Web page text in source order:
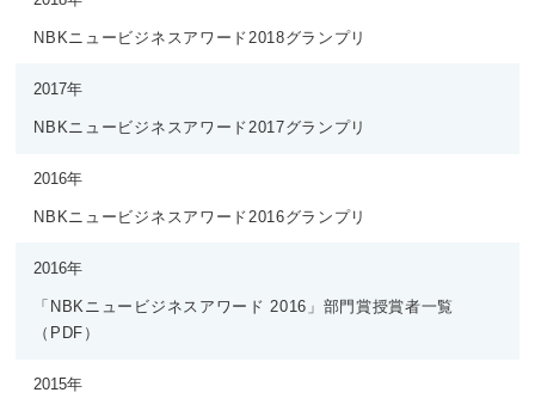
NBKニュービジネスアワード2018グランプリ
2017年
NBKニュービジネスアワード2017グランプリ
2016年
NBKニュービジネスアワード2016グランプリ
2016年
「NBKニュービジネスアワード 2016」部門賞授賞者一覧
（PDF）
2015年